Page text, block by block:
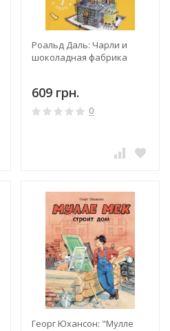
Роальд Даль: Чарли и
шоколадная фабрика
609 грн.
0
Георг Юхансон: "Мулле